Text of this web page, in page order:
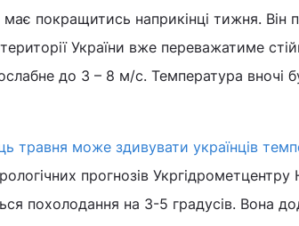
має покращитись наприкінці тижня.
України вже переважатиме
до 3 – 8 м/с. Температура вночі
травня може здивувати українців
прогнозів
похолодання на 3-5 градусів. Вона